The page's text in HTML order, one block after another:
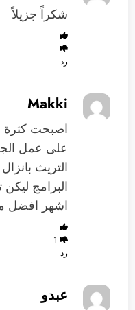
شكراً جزيلاً
رد
Makki
اصبحت كثرة
على عمل
التريث
البرامج
اشهر افضل
1
رد
عبدو